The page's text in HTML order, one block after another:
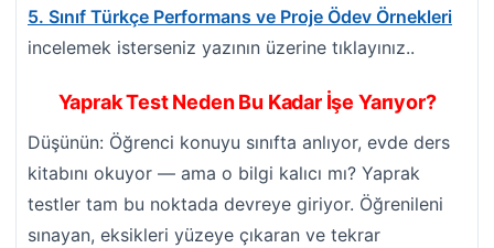
5. Sınıf Türkçe Performans ve Proje Ödev Örnekleri
incelemek isterseniz yazının üzerine tıklayınız..
Yaprak Test Neden Bu Kadar İşe Yarıyor?
Düşünün: Öğrenci konuyu sınıfta anlıyor, evde ders
kitabını okuyor — ama o bilgi kalıcı mı? Yaprak
testler tam bu noktada devreye giriyor. Öğrenileni
sınayan, eksikleri yüzeye çıkaran ve tekrar